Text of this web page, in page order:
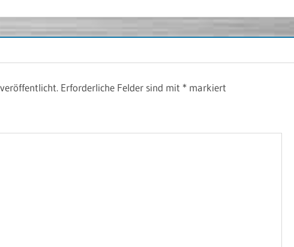
Erforderliche Felder sind mit * markiert